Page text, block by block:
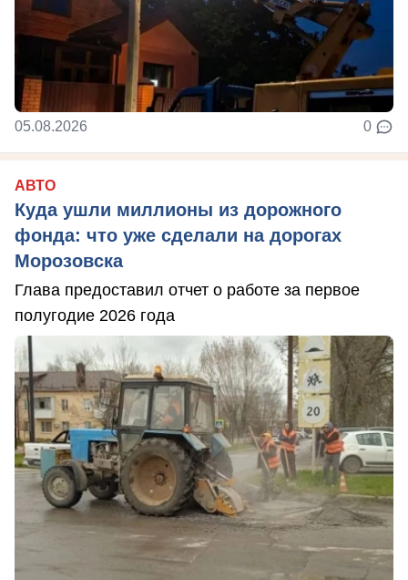
05.08.2026 0
АВТО
Куда ушли миллионы из дорожного
фонда: что уже сделали на дорогах
Морозовска
Глава предоставил отчет о работе за первое
полугодие 2026 года